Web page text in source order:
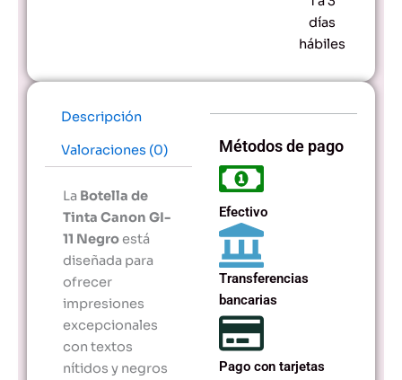
días
hábiles
Descripción
Valoraciones (0)
La Botella de
Tinta Canon GI-
11 Negroestá
diseñada para
ofrecer
impresiones
excepcionales
con textos
nítidos y negros
Métodos de pago
Efectivo
Transferencias
bancarias
Pago con tarjetas